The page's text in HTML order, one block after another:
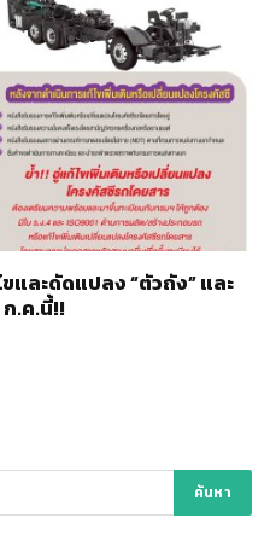
และดัดแปลง “ตัวถัง” และ
ก.ค.นี้!!